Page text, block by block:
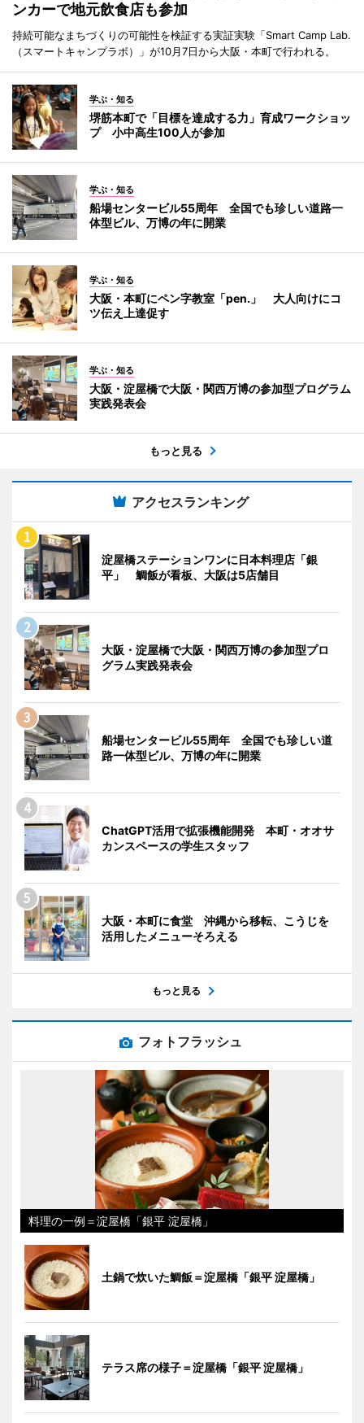
ンカーで地元飲食店も参加
持続可能なまちづくりの可能性を検証する実証実験「Smart Camp Lab.
（スマートキャンプラボ）」が10月7日から大阪・本町で行われる。
学ぶ・知る
堺筋本町で「目標を達成する力」育成ワークショッ
プ 小中高生100人が参加
学ぶ・知る
船場センタービル55周年 全国でも珍しい道路一
体型ビル、万博の年に開業
学ぶ・知る
大阪・本町にペン字教室「pen.」 大人向けにコ
ツ伝え上達促す
学ぶ・知る
大阪・淀屋橋で大阪・関西万博の参加型プログラム
実践発表会
もっと見る
アクセスランキング
淀屋橋ステーションワンに日本料理店「銀
平」 鯛飯が看板、大阪は5店舗目
大阪・淀屋橋で大阪・関西万博の参加型プロ
グラム実践発表会
船場センタービル55周年 全国でも珍しい道
路一体型ビル、万博の年に開業
ChatGPT活用で拡張機能開発 本町・オオサ
カンスペースの学生スタッフ
大阪・本町に食堂 沖縄から移転、こうじを
活用したメニューそろえる
もっと見る
フォトフラッシュ
料理の一例＝淀屋橋「銀平 淀屋橋」
土鍋で炊いた鯛飯＝淀屋橋「銀平 淀屋橋」
テラス席の様子＝淀屋橋「銀平 淀屋橋」